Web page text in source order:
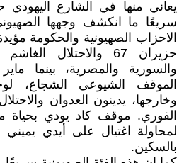
يعاني منها في الشارع اليهودي
سريعًا ما انكشف وجهها
الاحزاب الصهيونية والحكومة
حزيران 67 والاحتلال
والسورية والمصرية، بينما
الموقف الشيوعي الشجاع،
وخارجها، يدينون العدوان
الفوري. موقف كاد يودي بحياة
لمحاولة اغتيال على أيدي
بالسكين.